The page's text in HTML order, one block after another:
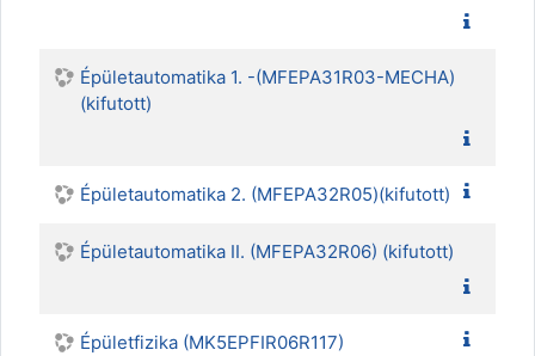
Épületautomatika 1. -(MFEPA31R03-MECHA)
(kifutott)
Épületautomatika 2. (MFEPA32R05)(kifutott)
Épületautomatika II. (MFEPA32R06) (kifutott)
Épületfizika (MK5EPFIR06R117)